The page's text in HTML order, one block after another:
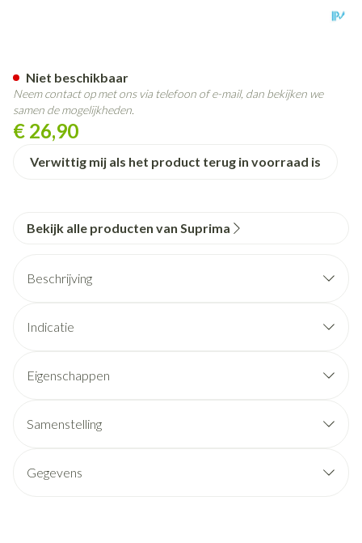
€ 26,90
Verwittig mij als het product terug in voorraad is
Niet beschikbaar
Neem contact op met ons via telefoon of e-mail, dan bekijken we
samen de mogelijkheden.
Bekijk alle producten van Suprima
Beschrijving
Indicatie
Eigenschappen
Samenstelling
Gegevens